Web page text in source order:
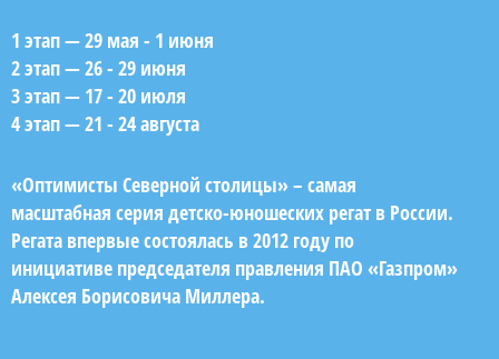
1 этап — 29 мая - 1 июня
2 этап — 26 - 29 июня
3 этап — 17 - 20 июля
4 этап — 21 - 24 августа
«Оптимисты Северной столицы» – самая
масштабная серия детско-юношеских регат в России.
Регата впервые состоялась в 2012 году по
инициативе председателя правления ПАО «Газпром»
Алексея Борисовича Миллера.